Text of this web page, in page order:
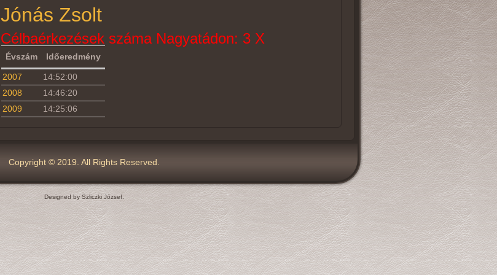
Jónás Zsolt
Célbaérkezések száma Nagyatádon: 3 X
Évszám Időeredmény
2007
14:52:00
2008
14:46:20
2009
14:25:06
Copyright © 2019. All Rights Reserved.
Designed by Szliczki József.